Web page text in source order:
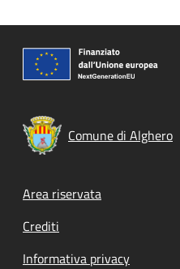
Comune di Alghero
Footer menu
Area riservata
Crediti
Informativa privacy